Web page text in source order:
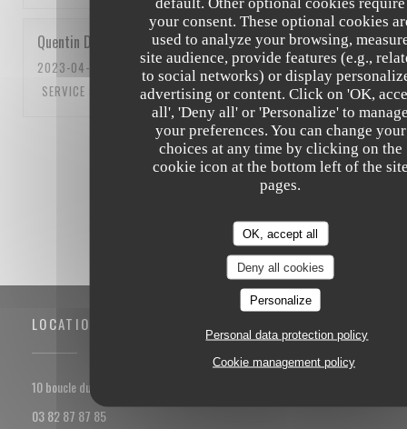
your consent. These optional cookies
used to analyze your browsing,
site audience, provide features (e.g.,
to social networks) or display
advertising or content. Click on 'OK,
all', 'Deny all' or 'Personalize' to
your preferences. You can change your
choices at any time by clicking on the
cookie icon at the bottom left of the
pages.
OK, accept all
Deny all cookies
Personalize
Personal data protection policy
Cookie management policy
Quentin D
2023-04-15
- 12:15 - GUESTS 5
SERVICE
AMBIANCE: 5/5 FOOD: 5/5 VALUE: 5/5
1 2 3
LOCATION
10 boucle du val Marie 57100 Thionville
03 82 87 87 85